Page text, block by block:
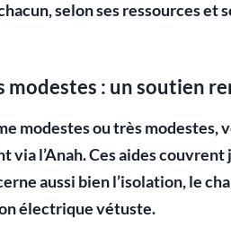
selon ses ressources et
modestes : un soutien
modestes ou très modestes,
via l’Anah. Ces aides couvrent
aussi bien l’isolation, le
électrique vétuste.